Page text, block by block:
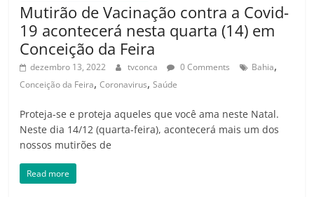
Mutirão de Vacinação contra a Covid-
19 acontecerá nesta quarta (14) em
Conceição da Feira
dezembro 13, 2022 tvconca 0 Comments Bahia,
Conceição da Feira,Coronavirus,Saúde
Proteja-se e proteja aqueles que você ama neste Natal.
Neste dia 14/12 (quarta-feira), acontecerá mais um dos
nossos mutirões de
Read more